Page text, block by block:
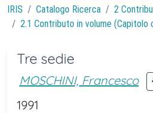
IRIS Catalogo Ricerca
2
2.1 Contributo in volume (Capitolo
Tre sedie
MOSCHINI, Francesco
1991